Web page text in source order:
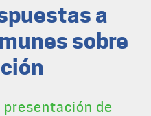
a
sobre
presentación de